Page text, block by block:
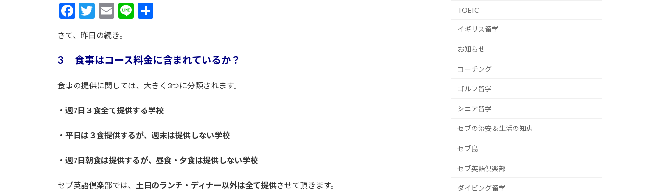
新
日
F
e
b
o
k
T
itt
er
E
ai
l
Li
さて、昨日の続き。
3 食事はコース料金に含まれているか？
食事の提供に関しては、大きく3つに分類されます。
・週7日３食全て提供する学校
・平日は３食提供するが、週末は提供しない学校
・週7日朝食は提供するが、昼食・夕食は提供しない学校
セブ英語倶楽部では、 土日のランチ・ディナー以外は全て提供させて頂きます。
TOEIC
イギリス留学
お知らせ
コーチング
ゴルフ留学
シニア留学
セブの治安＆生活の知恵
セブ島
セブ英語倶楽部
ダイビング留学